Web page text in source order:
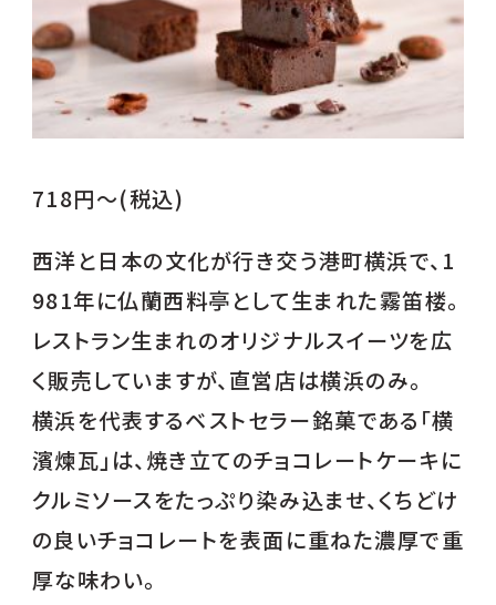
718円～(税込)
西洋と日本の文化が行き交う港町横浜で、1
981年に仏蘭西料亭として生まれた霧笛楼。
レストラン生まれのオリジナルスイーツを広
く販売していますが、直営店は横浜のみ。
横浜を代表するベストセラー銘菓である「横
濱煉瓦」は、焼き立てのチョコレートケーキに
クルミソースをたっぷり染み込ませ、くちどけ
の良いチョコレートを表面に重ねた濃厚で重
厚な味わい。